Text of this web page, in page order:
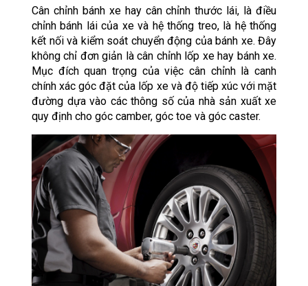
Cân chỉnh bánh xe hay cân chỉnh thước lái, là điều
chỉnh bánh lái của xe và hệ thống treo, là hệ thống
kết nối và kiểm soát chuyển động của bánh xe. Đây
không chỉ đơn giản là cân chỉnh lốp xe hay bánh xe.
Mục đích quan trọng của việc cân chỉnh là canh
chính xác góc đặt của lốp xe và độ tiếp xúc với mặt
đường dựa vào các thông số của nhà sản xuất xe
quy định cho góc camber, góc toe và góc caster.